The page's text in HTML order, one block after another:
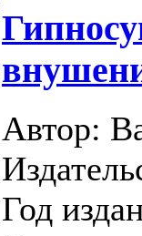
Автор:
Год